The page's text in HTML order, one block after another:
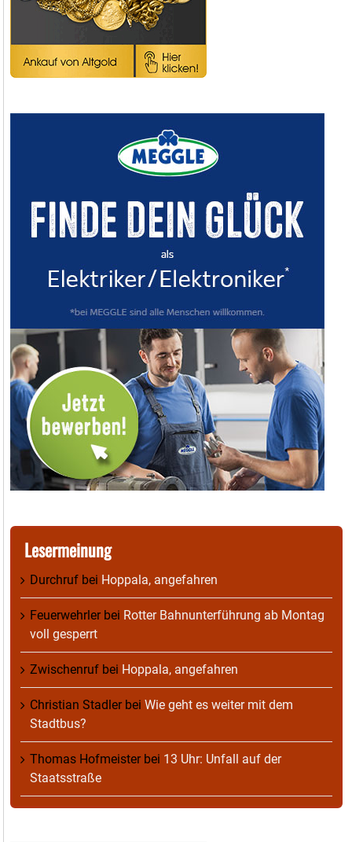
Lesermeinung
Durchruf bei Hoppala, angefahren
Feuerwehrlerbei Rotter Bahnunterführung ab Montag
voll gesperrt
Zwischenruf bei Hoppala, angefahren
Christian Stadlerbei Wie geht es weiter mit dem
Stadtbus?
Thomas Hofmeisterbei 13 Uhr: Unfall auf der
Staatsstraße